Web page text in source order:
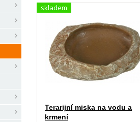
skladem
Terarijní miska na vodu a
krmení